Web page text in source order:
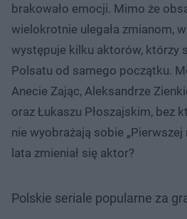
brakowało emocji. Mimo że
wielokrotnie ulegała zmianom,
występuje kilku aktorów, którzy
Polsatu od samego początku.
Anecie Zając, Aleksandrze
oraz Łukaszu Płoszajskim, bez
nie wyobrażają sobie „Pierwszej
lata zmieniał się aktor?
Polskie seriale popularne za